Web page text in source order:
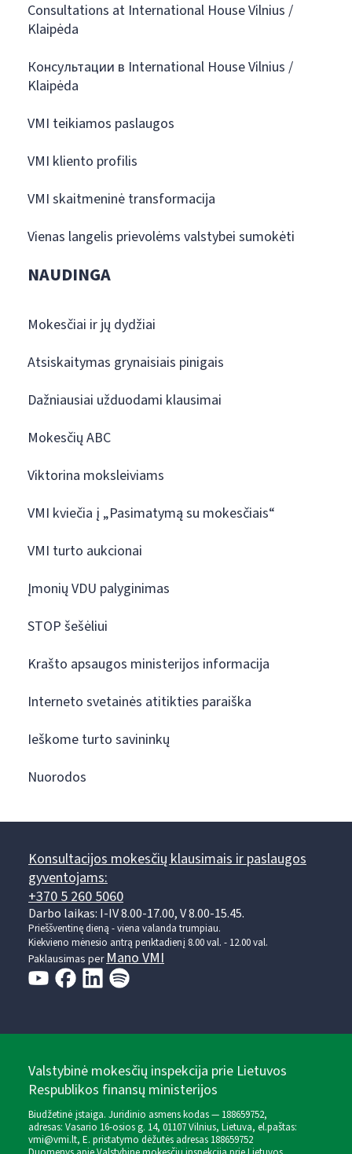
Consultations at International House Vilnius /
Klaipėda
Консультации в International House Vilnius /
Klaipėda
VMI teikiamos paslaugos
VMI kliento profilis
VMI skaitmeninė transformacija
Vienas langelis prievolėms valstybei sumokėti
NAUDINGA
Mokesčiai ir jų dydžiai
Atsiskaitymas grynaisiais pinigais
Dažniausiai užduodami klausimai
Mokesčių ABC
Viktorina moksleiviams
VMI kviečia į „Pasimatymą su mokesčiais“
VMI turto aukcionai
Įmonių VDU palyginimas
STOP šešėliui
Krašto apsaugos ministerijos informacija
Interneto svetainės atitikties paraiška
Ieškome turto savininkų
Nuorodos
Konsultacijos mokesčių klausimais ir paslaugos
gyventojams:
+370 5 260 5060
Darbo laikas: I-IV 8.00-17.00, V 8.00-15.45.
Prieššventinę dieną - viena valanda trumpiau.
Kiekvieno mėnesio antrą penktadienį 8.00 val. - 12.00 val.
Paklausimas perMano VMI
Valstybinė mokesčių inspekcija prie Lietuvos
Respublikos finansų ministerijos
Biudžetinė įstaiga. Juridinio asmens kodas — 188659752,
adresas: Vasario 16-osios g. 14, 01107 Vilnius, Lietuva, el.paštas:
vmi@vmi.lt, E. pristatymo dėžutės adresas 188659752